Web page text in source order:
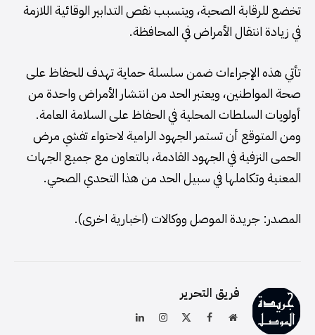
تخضع للرقابة الصحية، ويتسبب نقص التدابير الوقائية اللازمة
في زيادة انتقال الأمراض في المحافظة.
تأتي هذه الإجراءات ضمن سلسلة حماية تهدف للحفاظ على
صحة المواطنين، ويعتبر الحد من انتشار الأمراض واحدة من
أولويات السلطات المحلية في الحفاظ على السلامة العامة.
ومن المتوقع أن تستمر الجهود الرامية لاحتواء تفشي مرض
الحمى النزفية في الجهود القادمة، بالتعاون مع جميع الجهات
المعنية وتكاملها في سبيل الحد من هذا التحدي الصحي.
المصدر: جريدة الموصل ووكالات (اخبارية اخرى).
فريق التحرير
موقعفيسبوك الانستغرام
لينكدإن